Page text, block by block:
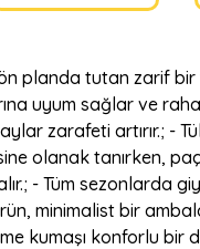
planda tutan zarif
uyum sağlar ve
zarafeti artırır.;
olanak tanırken,
- Tüm sezonlarda
minimalist bir
kumaşı konforlu